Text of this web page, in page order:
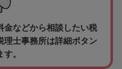
金などから相談したい税
理士事務所は詳細ボタン
。